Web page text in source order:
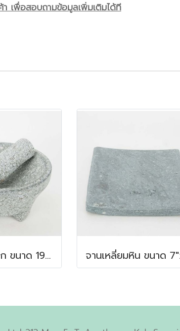
เพื่อสอบถามข้อมูลเพิ่มเติมได้ที
ครกหินแม็กซิโก ขนาด 19x10 ซม. จานเหลี่ยมหิน ขนาด